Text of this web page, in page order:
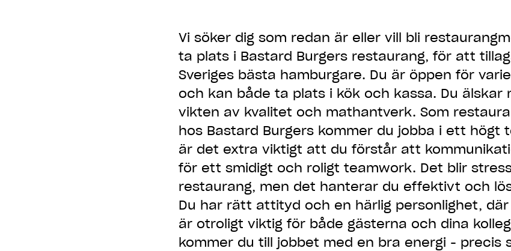
Vi söker dig som redan är eller vill bli
ta plats i Bastard Burgers restaurang, för att
Sveriges bästa hamburgare. Du är öppen för
och kan både ta plats i kök och kassa. Du
vikten av kvalitet och mathantverk. Som
hos Bastard Burgers kommer du jobba i ett högt
är det extra viktigt att du förstår att
för ett smidigt och roligt teamwork. Det blir
restaurang, men det hanterar du effektivt och
Du har rätt attityd och en härlig personlighet,
är otroligt viktig för både gästerna och dina
kommer du till jobbet med en bra energi - precis